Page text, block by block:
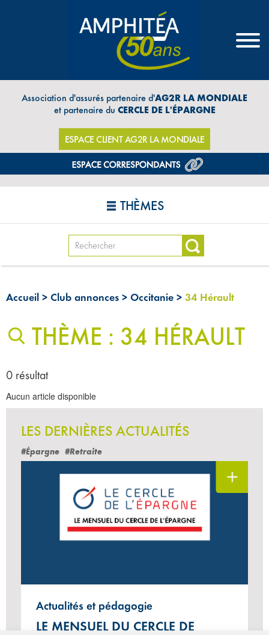
Association d'assurés partenaire d'AG2R LA MONDIALE
et partenaire du CERCLE DE L'ÉPARGNE
ESPACE CLIENT AG2R LA MONDIALE
THÈMES
Accueil > Club annonces > Occitanie > 34 Hérault
THÈME : 34 HÉRAULT
0 résultat
Aucun article disponible
LES DERNIÈRES ACTUALITÉS
#Épargne #Retraite
Actualités et pédagogie
LE MENSUEL DU CERCLE DE